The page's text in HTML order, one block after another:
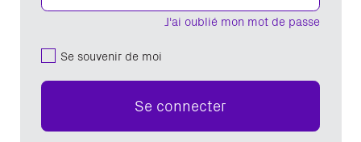
J'ai oublié mon mot de passe
Se souvenir de moi
Se connecter